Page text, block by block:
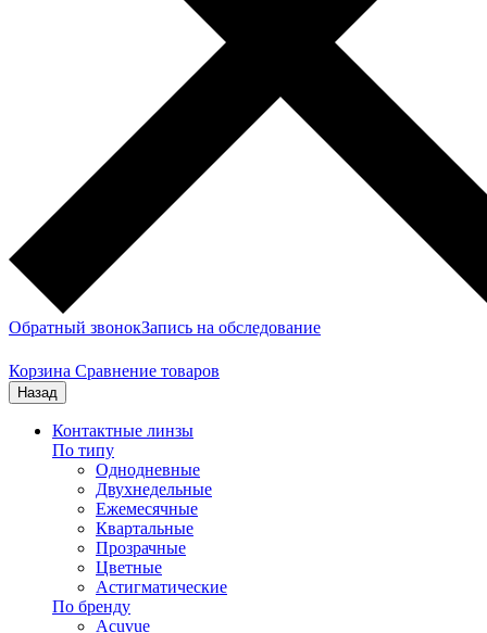
Обратный звонокЗапись на обследование
Корзина Сравнение товаров
Назад
Контактные линзы
По типу
Однодневные
Двухнедельные
Ежемесячные
Квартальные
Прозрачные
Цветные
Астигматические
По бренду
Acuvue